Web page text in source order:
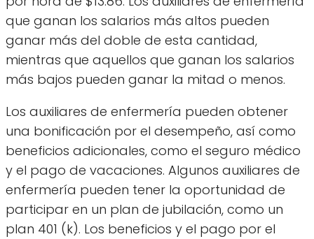
que ganan los salarios más altos pueden
ganar más del doble de esta cantidad,
mientras que aquellos que ganan los salarios
más bajos pueden ganar la mitad o menos.
Los auxiliares de enfermería pueden obtener
una bonificación por el desempeño, así como
beneficios adicionales, como el seguro médico
y el pago de vacaciones. Algunos auxiliares de
enfermería pueden tener la oportunidad de
participar en un plan de jubilación, como un
plan 401 (k). Los beneficios y el pago por el